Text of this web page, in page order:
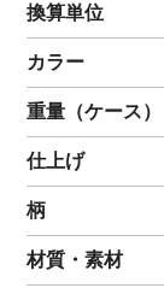
換算単位
カラー
重量（ケース）
仕上げ
柄
材質・素材